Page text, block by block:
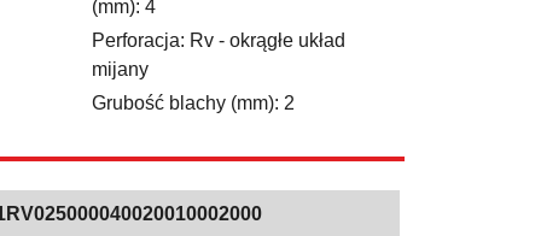
(mm): 4
Perforacja: Rv - okrągłe układ
mijany
Grubość blachy (mm): 2